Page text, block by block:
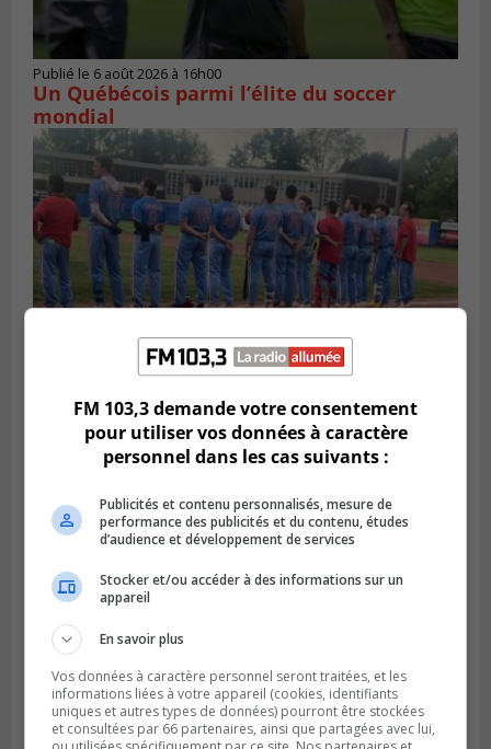
Publié le 6 août 2026 à 16h00
Un Québécois parmi l’élite du soccer
mondial
LONGUEUIL
Publié le 6 août 2026 à 05h11
Une poussée tardive propulse les Ducs
vers la victoire à Laval
FM 103,3 demande votre consentement
pour utiliser vos données à caractère
personnel dans les cas suivants :
Publicités et contenu personnalisés, mesure de
performance des publicités et du contenu, études
d’audience et développement de services
Stocker et/ou accéder à des informations sur un
appareil
En savoir plus
Vos données à caractère personnel seront traitées, et les
informations liées à votre appareil (cookies, identifiants
uniques et autres types de données) pourront être stockées
et consultées par 66 partenaires, ainsi que partagées avec lui,